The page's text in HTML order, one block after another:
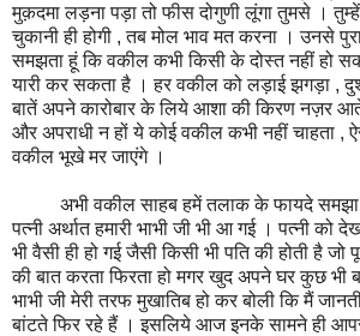
मुक़दमा लड़ना पड़ा तो फीस दोगुणी लूंगा तुमसे ।
चुकानी ही होगी , तब मोल भाव मत करना । उनसे
समझता हूं कि वकील कभी किसी के दोस्त नहीं हो
यारी कर सकता है । हर वकील को लड़ाई झगड़ा ,
बातें अपने कारोबार के लिये आशा की किरण नज़र
और अपराधी न हों ये कोई वकील कभी नहीं चाहता ,
वकील भूखे मर जाएंगे ।
अभी वकील साहब हमें तलाक के फायदे समझा
पत्नी अर्थात हमारी भाभी जी भी आ गई । पत्नी को
भी वैसी ही हो गई जैसी किसी भी पति की होती है जो
की बात करता फिरता हो मगर खुद अपने घर कुछ भी
भाभी जी मेरी तरफ मुखातिब हो कर बोली कि मैं
बांटते फिर रहे हैं । इसलिये आज इनके सामने ही